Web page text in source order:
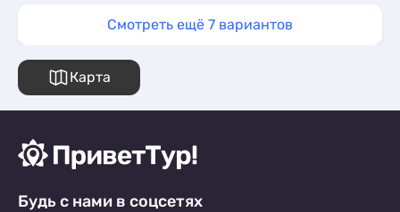
Смотреть ещё 7 вариантов
Карта
Будь с нами в соцсетях